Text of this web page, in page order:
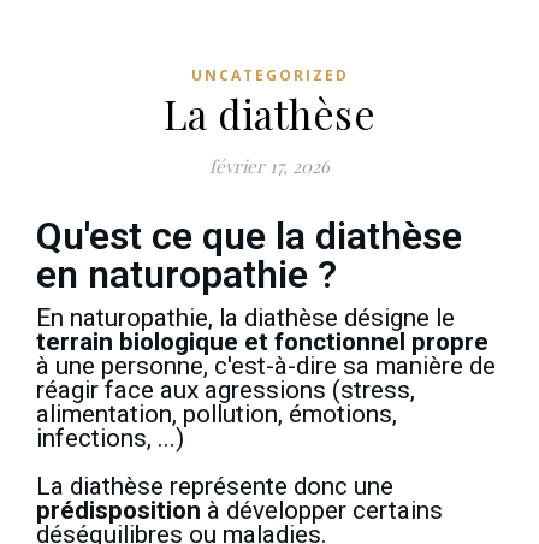
UNCATEGORIZED
La diathèse
février 17, 2026
Qu'est ce que la diathèse
en naturopathie ?
En naturopathie, la diathèse désigne le
terrain biologique et fonctionnel propre
à une personne, c'est-à-dire sa manière de
réagir face aux agressions (stress,
alimentation, pollution, émotions,
infections, ...)
La diathèse représente donc une
prédisposition à développer certains
déséquilibres ou maladies.